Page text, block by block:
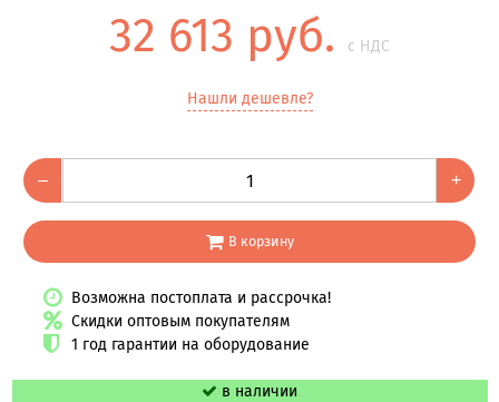
32 613 руб. с НДС
Нашли дешевле?
– +
В корзину
Возможна постоплата и рассрочка!
Скидки оптовым покупателям
1 год гарантии на оборудование
в наличии